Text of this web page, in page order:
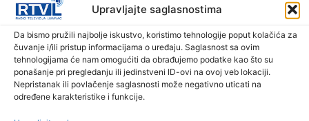
Upravljajte saglasnostima
Da bismo pružili najbolje iskustvo, koristimo tehnologije poput kolačića za
čuvanje i/ili pristup informacijama o uređaju. Saglasnost sa ovim
tehnologijama će nam omogućiti da obrađujemo podatke kao što su
ponašanje pri pregledanju ili jedinstveni ID-ovi na ovoj veb lokaciji.
Nepristanak ili povlačenje saglasnosti može negativno uticati na
određene karakteristike i funkcije.